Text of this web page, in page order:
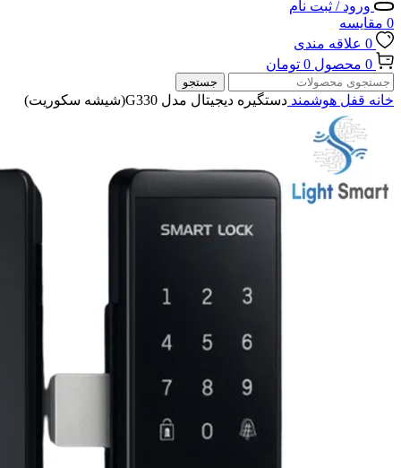
ورود / ثبت نام
0 مقایسه
0 علاقه مندی
0 محصول 0 تومان
جستجو
خانه قفل هوشمند دستگیره دیجیتال مدل G330(شیشه سکوریت)